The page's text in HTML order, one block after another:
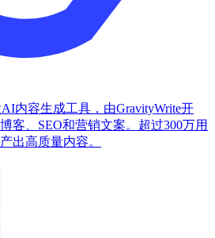
内容生成工具，由GravityWrite开
客、SEO和营销文案。超过300万用
出高质量内容。